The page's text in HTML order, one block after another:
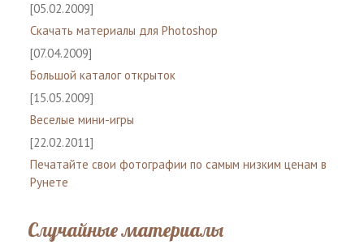
[05.02.2009]
Скачать материалы для Photoshop
[07.04.2009]
Большой каталог открыток
[15.05.2009]
Веселые мини-игры
[22.02.2011]
Печатайте свои фотографии по самым низким ценам в
Рунете
Случайные материалы